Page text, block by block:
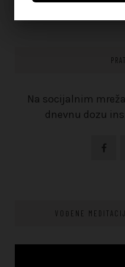
Na socijalnim
dnevnu dozu
VOĐENE